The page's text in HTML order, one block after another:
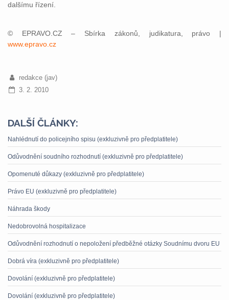
dalšímu řízení.
© EPRAVO.CZ – Sbírka zákonů, judikatura, právo |
www.epravo.cz
redakce (jav)
3. 2. 2010
DALŠÍ ČLÁNKY:
Nahlédnutí do policejního spisu (exkluzivně pro předplatitele)
Odůvodnění soudního rozhodnutí (exkluzivně pro předplatitele)
Opomenuté důkazy (exkluzivně pro předplatitele)
Právo EU (exkluzivně pro předplatitele)
Náhrada škody
Nedobrovolná hospitalizace
Odůvodnění rozhodnutí o nepoložení předběžné otázky Soudnímu dvoru EU
Dobrá víra (exkluzivně pro předplatitele)
Dovolání (exkluzivně pro předplatitele)
Dovolání (exkluzivně pro předplatitele)